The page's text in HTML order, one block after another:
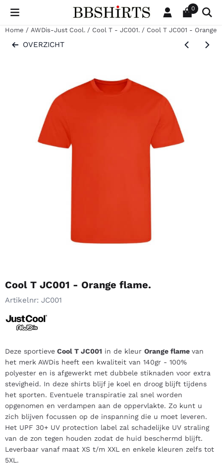
Cookievoorkeuren zijn beschikbaar. Kies instellingen of sta
0
Home / AWDis-Just Cool. / Cool T - JC001. / Cool T JC001 - Orange
OVERZICHT
Cool T JC001 - Orange flame.
Artikelnr: JC001
Deze sportieve Cool T JC001 in de kleur Orange flame van
het merk AWDis heeft een kwaliteit van 140gr - 100%
polyester en is afgewerkt met dubbele stiknaden voor extra
stevigheid. In deze shirts blijf je koel en droog blijft tijdens
het sporten. Eventuele transpiratie zal snel worden
opgenomen en verdampen aan de oppervlakte. Zo kunt u
zich blijven focussen op de inspanning die u moet leveren.
Het UPF 30+ UV protection label zal schadelijke UV straling
van de zon tegen houden zodat de huid beschermd blijft.
Leverbaar vanaf maat XS t/m XXL en enkele kleuren zelfs tot
5XL.